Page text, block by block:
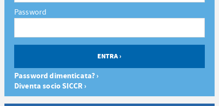
Password
Password dimenticata? ›
Diventa socio SICCR ›